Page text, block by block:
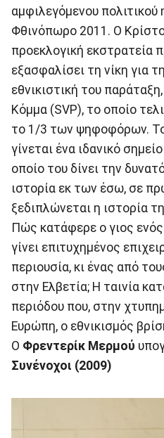
αμφιλεγόμενου πολιτικού
Φθινόπωρο 2011. Ο
προεκλογική εκστρατεία
εξασφαλίσει τη νίκη για
εθνικιστική του
Κόμμα (SVP), το οποίο
το 1/3 των ψηφοφόρων. Το
γίνεται ένα ιδανικό
οποίο του δίνει την
ιστορία εκ των έσω, σε
ξεδιπλώνεται η ιστορία
Πώς κατάφερε ο γιος
γίνει επιτυχημένος
περιουσία, κι ένας από
στην Ελβετία; Η ταινία
περιόδου που, στην
Ευρώπη, ο εθνικισμός
Ο Φρεντερίκ Μερμού
Συνένοχοι (2009)